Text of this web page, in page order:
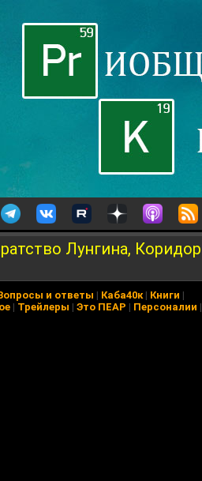
Лунгина, Коридор
и ответы | Каба40к| Книги |
| Трейлеры | Это ПЕАР | Персоналии |